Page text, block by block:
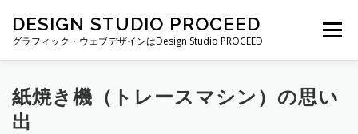
DESIGN STUDIO PROCEED
グラフィック・ウェブデザインはDesign Studio PROCEED
メニュー
TOP 最新情報 自己紹介 私ができること
紙焼き機（トレースマシン）の思い
出